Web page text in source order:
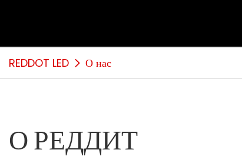
REDDOT LED О нас
О РЕДДИТ